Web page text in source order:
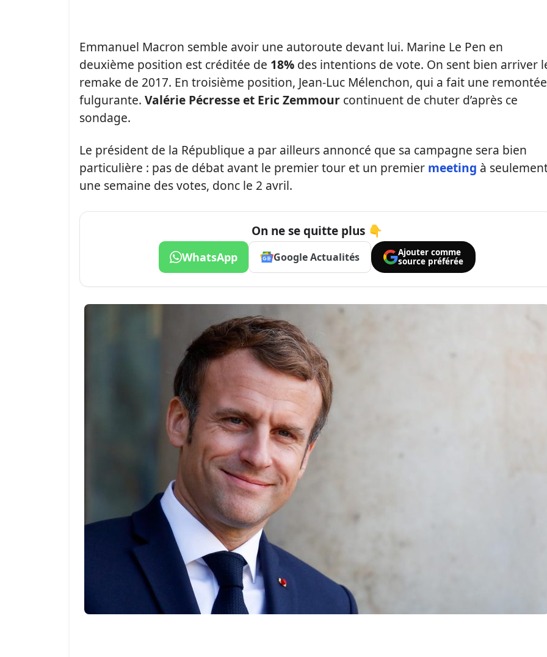
Emmanuel Macron semble avoir une autoroute devant lui. Marine Le Pen en
deuxième position est créditée de 18% des intentions de vote. On sent bien arriver
remake de 2017. En troisième position, Jean-Luc Mélenchon, qui a fait une remontée
fulgurante. Valérie Pécresse et Eric Zemmour continuent de chuter d’après ce
sondage.
Le président de la République a par ailleurs annoncé que sa campagne sera bien
particulière : pas de débat avant le premier tour et un premier meeting à
une semaine des votes, donc le 2 avril.
On ne se quitte plus 👇
WhatsApp Google Actualités
Ajouter comme
source préférée